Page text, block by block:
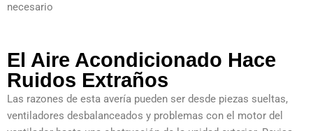
necesario
El Aire Acondicionado Hace
Ruidos Extraños
Las razones de esta avería pueden ser desde piezas sueltas,
ventiladores desbalanceados y problemas con el motor del